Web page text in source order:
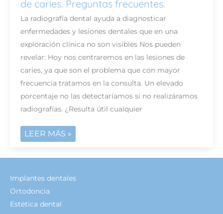
de caries. Preguntas frecuentes.
La radiografía dental ayuda a diagnosticar
enfermedades y lesiones dentales que en una
exploración clínica no son visibles Nos pueden
revelar: Hoy nos centraremos en las lesiones de
caries, ya que son el problema que con mayor
frecuencia tratamos en la consulta. Un elevado
porcentaje no las detectaríamos si no realizáramos
radiografías. ¿Resulta útil cualquier
RADIOGRÁFICO
EN
EL
DE
CARIES.
PREGUNTAS
FRECUENTES.
LEER MÁS »
Implantes dentales
Ortodoncia
Estética dental